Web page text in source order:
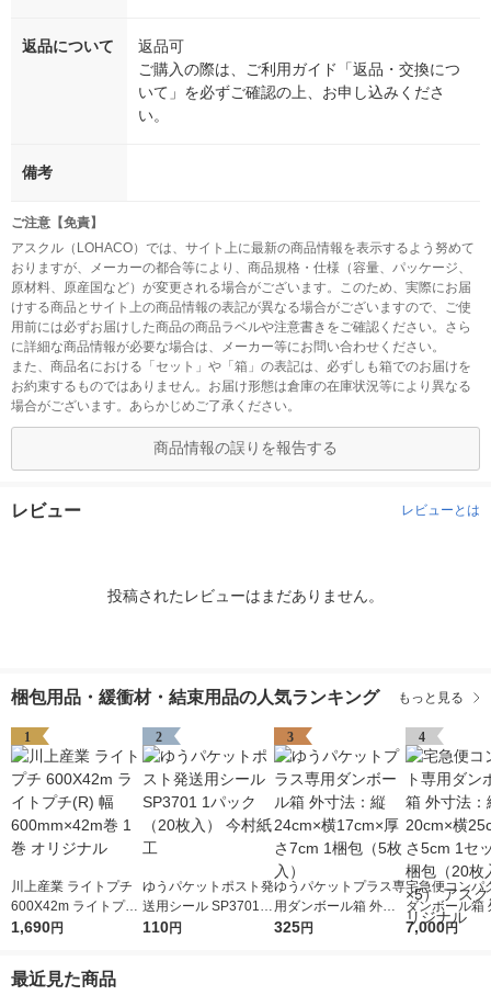
返品について
返品可
ご購入の際は、ご利用ガイド「返品・交換につ
いて」を必ずご確認の上、お申し込みくださ
い。
備考
ご注意【免責】
アスクル（LOHACO）では、サイト上に最新の商品情報を表示するよう努めて
おりますが、メーカーの都合等により、商品規格・仕様（容量、パッケージ、
原材料、原産国など）が変更される場合がございます。このため、実際にお届
けする商品とサイト上の商品情報の表記が異なる場合がございますので、ご使
用前には必ずお届けした商品の商品ラベルや注意書きをご確認ください。さら
に詳細な商品情報が必要な場合は、メーカー等にお問い合わせください。
また、商品名における「セット」や「箱」の表記は、必ずしも箱でのお届けを
お約束するものではありません。お届け形態は倉庫の在庫状況等により異なる
場合がございます。あらかじめご了承ください。
商品情報の誤りを報告する
レビュー レビューとは
投稿されたレビューはまだありません。
梱包用品・緩衝材・結束用品の人気ランキング もっと見る
1
川上産業 ライトプチ
600X42m ライトプチ
(R) 幅600mm×42m巻
1,690円
2
ゆうパケットポスト発
送用シール SP3701 1
パック（20枚入） 今
110円
3
ゆうパケットプラス専
用ダンボール箱 外寸
法：縦24cm×横17cm
325円
4
宅急便コンパ
ダンボール箱
法：縦20cm×
7,000円
最近見た商品